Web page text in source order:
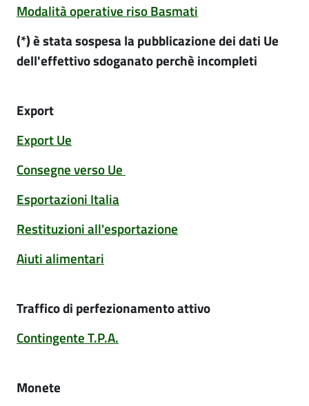
Modalità operative riso Basmati
(*) è stata sospesa la pubblicazione dei dati Ue
dell'effettivo sdoganato perchè incompleti
Export
Export Ue
Consegne verso Ue
Esportazioni Italia
Restituzioni all'esportazione
Aiuti alimentari
Traffico di perfezionamento attivo
Contingente T.P.A.
Monete